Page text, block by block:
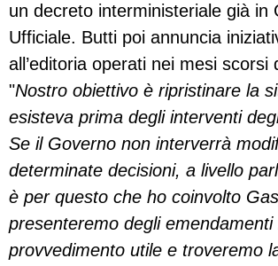
un decreto interministeriale già in
Ufficiale. Butti poi annuncia
all’editoria operati nei mesi scorsi
"Nostro obiettivo è ripristinare la
esisteva prima degli interventi
Se il Governo non interverrà
determinate decisioni, a livello
è per questo che ho coinvolto
presenteremo degli emendamenti
provvedimento utile e troveremo